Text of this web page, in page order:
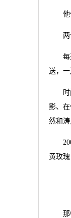
他们
两个
每逢
送，
时间
影、
然和涛
2005
黄玫
那顿